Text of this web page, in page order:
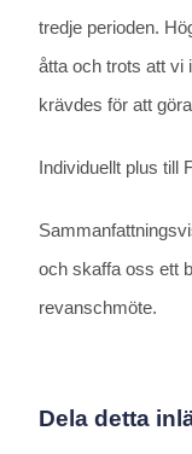
tredje perioden.
åtta och trots att vi
krävdes för att
Individuellt plus till
och skaffa oss ett
revanschmöte.
Dela detta